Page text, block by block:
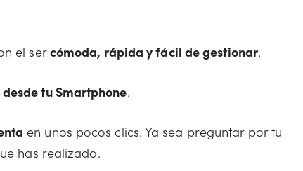
el sercómoda, rápida y fácil de gestionar.
tu Smartphone.
en unos pocos clics. Ya sea preguntar por tu
has realizado.